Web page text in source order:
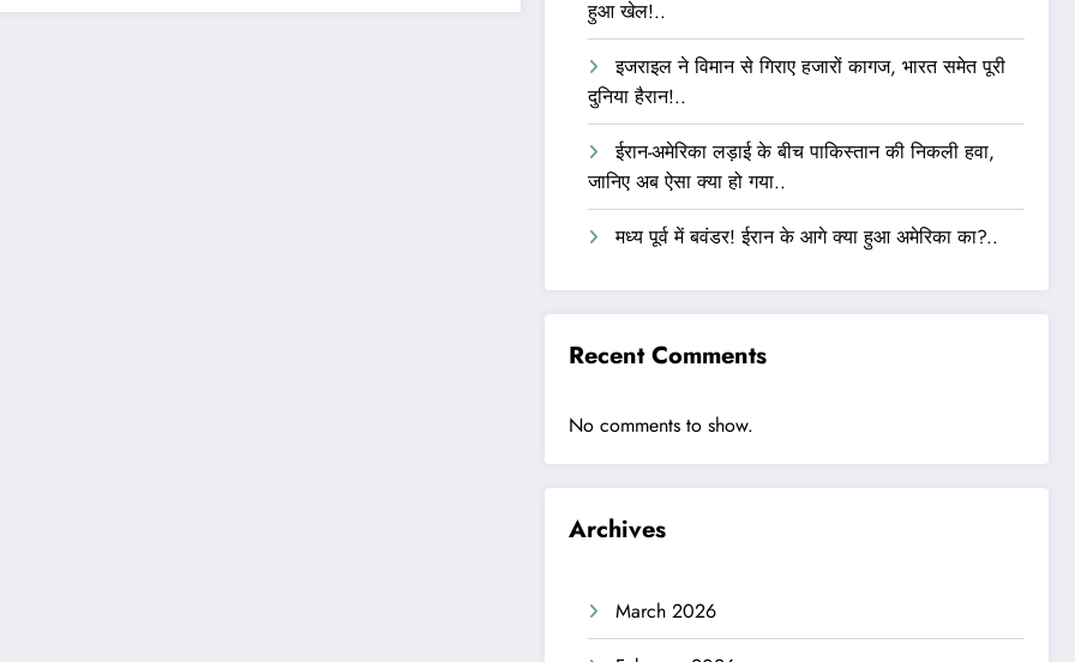
हुआ खेल!..
इजराइल ने विमान से गिराए हजारों कागज, भारत समेत पूरी
दुनिया हैरान!..
ईरान-अमेरिका लड़ाई के बीच पाकिस्तान की निकली हवा,
जानिए अब ऐसा क्या हो गया..
मध्य पूर्व में बवंडर! ईरान के आगे क्या हुआ अमेरिका का?..
Recent Comments
No comments to show.
Archives
March 2026